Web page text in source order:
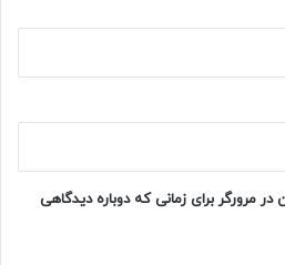
مرورگر برای زمانی که دوباره دیدگاهی